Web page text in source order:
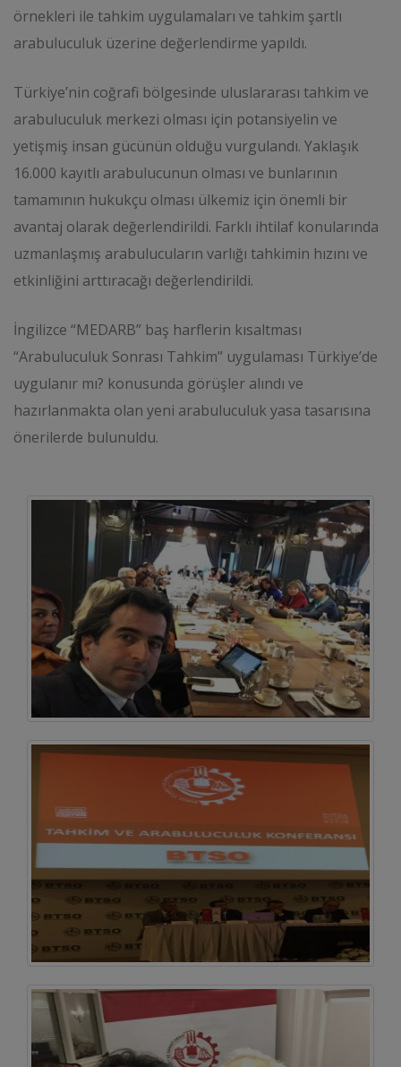
örnekleri ile tahkim uygulamaları ve tahkim şartlı
arabuluculuk üzerine değerlendirme yapıldı.
Türkiye’nin coğrafi bölgesinde uluslararası tahkim ve
arabuluculuk merkezi olması için potansiyelin ve
yetişmiş insan gücünün olduğu vurgulandı. Yaklaşık
16.000 kayıtlı arabulucunun olması ve bunlarının
tamamının hukukçu olması ülkemiz için önemli bir
avantaj olarak değerlendirildi. Farklı ihtilaf konularında
uzmanlaşmış arabulucuların varlığı tahkimin hızını ve
etkinliğini arttıracağı değerlendirildi.
İngilizce “MEDARB” baş harflerin kısaltması
“Arabuluculuk Sonrası Tahkim” uygulaması Türkiye’de
uygulanır mı? konusunda görüşler alındı ve
hazırlanmakta olan yeni arabuluculuk yasa tasarısına
önerilerde bulunuldu.